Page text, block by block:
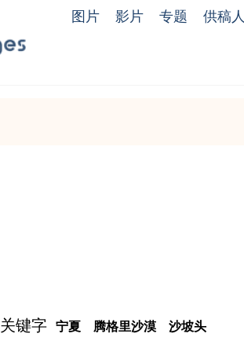
图片 影片 专题 供稿人
关键字 宁夏 腾格里沙漠 沙坡头